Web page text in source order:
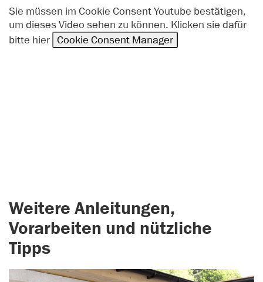
Sie müssen im Cookie Consent Youtube bestätigen,
um dieses Video sehen zu können. Klicken sie dafür
bitte hier Cookie Consent Manager
Weitere Anleitungen,
Vorarbeiten und nützliche
Tipps